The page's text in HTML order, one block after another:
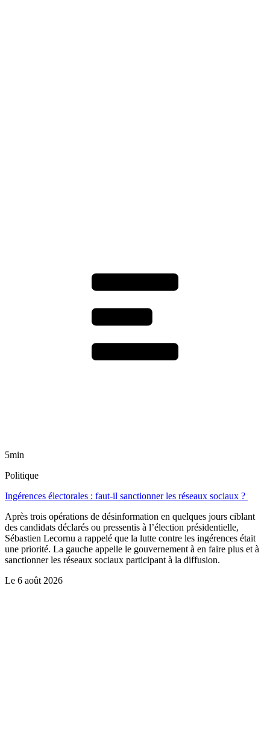
5min
Politique
Ingérences électorales : faut-il sanctionner les réseaux sociaux ?
Après trois opérations de désinformation en quelques jours ciblant
des candidats déclarés ou pressentis à l’élection présidentielle,
Sébastien Lecornu a rappelé que la lutte contre les ingérences était
une priorité. La gauche appelle le gouvernement à en faire plus et à
sanctionner les réseaux sociaux participant à la diffusion.
Le 6 août 2026